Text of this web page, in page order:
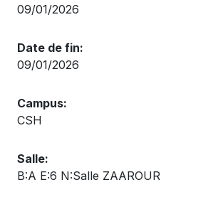
09/01/2026
Date de fin:
09/01/2026
Campus:
CSH
Salle:
B:A E:6 N:Salle ZAAROUR